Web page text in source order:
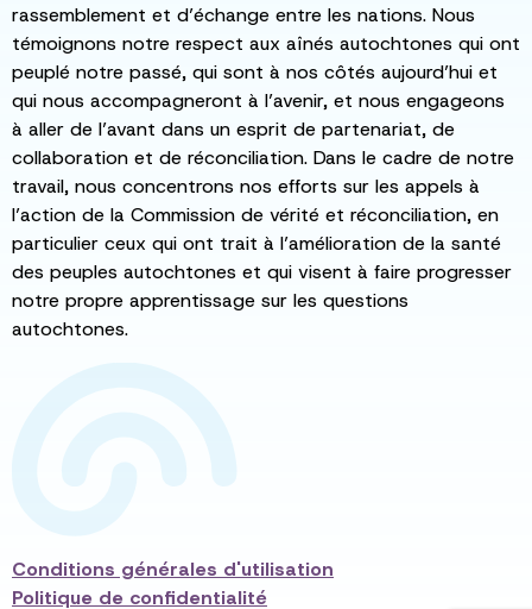
rassemblement et d’échange entre les nations. Nous
témoignons notre respect aux aînés autochtones qui ont
peuplé notre passé, qui sont à nos côtés aujourd’hui et
qui nous accompagneront à l’avenir, et nous engageons
à aller de l’avant dans un esprit de partenariat, de
collaboration et de réconciliation. Dans le cadre de notre
travail, nous concentrons nos efforts sur les appels à
l’action de la Commission de vérité et réconciliation, en
particulier ceux qui ont trait à l’amélioration de la santé
des peuples autochtones et qui visent à faire progresser
notre propre apprentissage sur les questions
autochtones.
Conditions générales d'utilisation
Politique de confidentialité